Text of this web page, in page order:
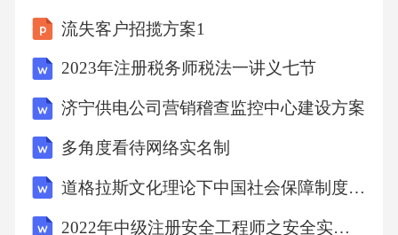
子级六氟丁二烯
。
2规范性引用文件
流失客户招揽方案1
2023年注册税务师税法一讲义七节
济宁供电公司营销稽查监控中心建设方案
多角度看待网络实名制
道格拉斯文化理论下中国社会保障制度研究,社会保障论文
2022年中级注册安全工程师之安全实务化工安全题库练习试卷B卷附答案